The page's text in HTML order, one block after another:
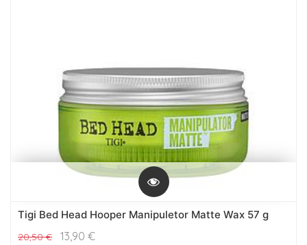
Tigi Bed Head Hooper Manipuletor Matte Wax 57 g
20,50€ 13,90 €